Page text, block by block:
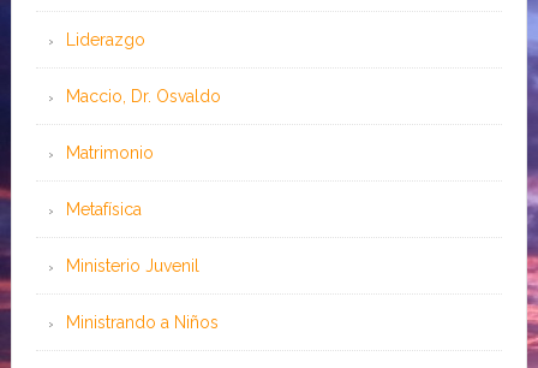
Liderazgo
Maccio, Dr. Osvaldo
Matrimonio
Metafísica
Ministerio Juvenil
Ministrando a Niños